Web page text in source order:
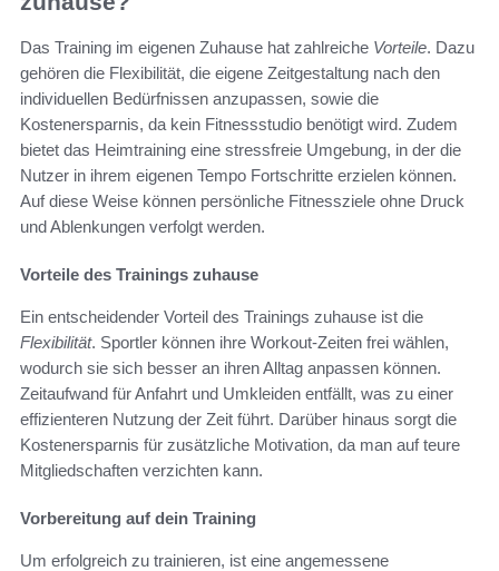
Das Training im eigenen Zuhause hat zahlreiche Vorteile. Dazu
gehören die Flexibilität, die eigene Zeitgestaltung nach den
individuellen Bedürfnissen anzupassen, sowie die
Kostenersparnis, da kein Fitnessstudio benötigt wird. Zudem
bietet das Heimtraining eine stressfreie Umgebung, in der die
Nutzer in ihrem eigenen Tempo Fortschritte erzielen können.
Auf diese Weise können persönliche Fitnessziele ohne Druck
und Ablenkungen verfolgt werden.
Vorteile des Trainings zuhause
Ein entscheidender Vorteil des Trainings zuhause ist die
Flexibilität. Sportler können ihre Workout-Zeiten frei wählen,
wodurch sie sich besser an ihren Alltag anpassen können.
Zeitaufwand für Anfahrt und Umkleiden entfällt, was zu einer
effizienteren Nutzung der Zeit führt. Darüber hinaus sorgt die
Kostenersparnis für zusätzliche Motivation, da man auf teure
Mitgliedschaften verzichten kann.
Vorbereitung auf dein Training
Um erfolgreich zu trainieren, ist eine angemessene